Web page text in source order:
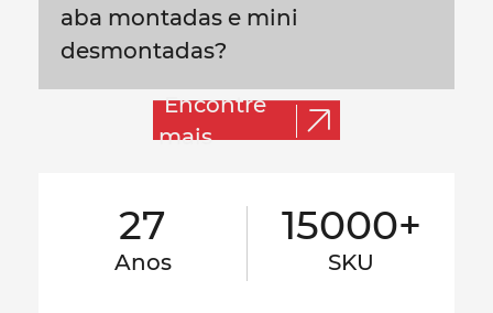
27
Anos
15000+
SKU
aba montadas e mini
desmontadas?
Encontre
mais